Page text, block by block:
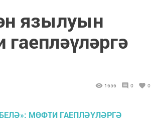
язылуын
1656 0 0